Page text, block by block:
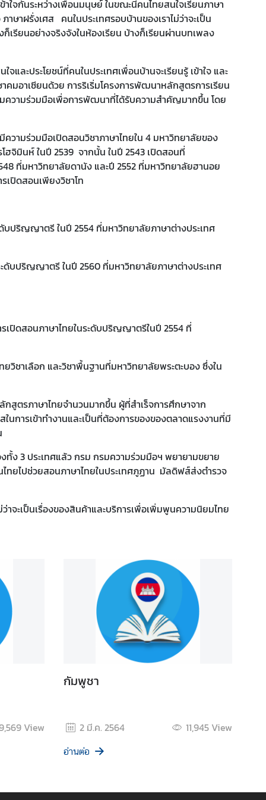
กันระหว่างเพื่อนมนุษย์ ในขณะนี้คนไทยสนใจเรียนภาษา
ษาฝรั่งเศส คนในประเทศรอบบ้านของเราไม่ว่าจะเป็น
เรียนอย่างจริงจังในห้องเรียน บ้างก็เรียนผ่านบทเพลง
ะประโยชน์ที่คนในประเทศเพื่อนบ้านจะเรียนรู้ เข้าใจ และ
คมอาเซียนด้วย การริเริ่มโครงการพัฒนาหลักสูตรการเรียน
มความร่วมมือเพื่อการพัฒนาที่ได้รับความสำคัญมากขึ้น โดย
ามร่วมมือเปิดสอนวิชาภาษาไทยใน 4 มหาวิทยาลัยของ
จิมินห์ ในปี 2539 จากนั้น ในปี 2543 เปิดสอนที่
ที่มหาวิทยาลัยดานัง และปี 2552 ที่มหาวิทยาลัยฮานอย
เปิดสอนเพียงวิชาโท
บปริญญาตรี ในปี 2554 ที่มหาวิทยาลัยภาษาต่างประเทศ
ดับปริญญาตรี ในปี 2560 ที่มหาวิทยาลัยภาษาต่างประเทศ
เปิดสอนภาษาไทยในระดับปริญญาตรีในปี 2554 ที่
วิชาเลือก และวิชาพื้นฐานที่มหาวิทยาลัยพระตะบอง ซึ่งใน
ตรภาษาไทยจำนวนมากขึ้น ผู้ที่สำเร็จการศึกษาจาก
นการเข้าทำงานและเป็นที่ต้องการของของตลาดแรงงานที่มี
ประเทศแล้ว กรม กรมความร่วมมือฯ พยายามขยาย
ไทยไปช่วยสอนภาษาไทยในประเทศภูฏาน มัลดิฟส์ส่งตำรวจ
เป็นเรื่องของสินค้าและบริการเพื่อเพิ่มพูนความนิยมไทย
View
กัมพูชา
2 มี.ค. 2564 11,945View
อ่านต่อ